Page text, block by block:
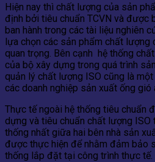
Hiện nay thì chất lượng của sản
định bởi tiêu chuẩn TCVN và được
ban hành trong các tài liệu nghiên
lựa chọn các sản phẩm chất lượng
quan trọng. Bên cạnh hệ thống
của bộ xây dựng trong quá trình
quản lý chất lượng ISO cũng là
các doanh nghiệp sản xuất ống gió
Thực tế ngoài hệ thống tiêu chuẩn
dựng và tiêu chuẩn chất lượng ISO
thống nhất giữa hai bên nhà sản
được thực hiện để nhằm đảm bảo
thống lắp đặt tại công trình thực tế.